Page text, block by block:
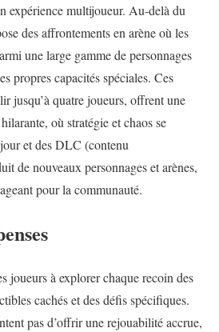
expérience multijoueur. Au-delà du
des affrontements en arène où les
une large gamme de personnages
propres capacités spéciales. Ces
jusqu’à quatre joueurs, offrent une
où stratégie et chaos se
et des DLC (contenu
de nouveaux personnages et arènes,
pour la communauté.
joueurs à explorer chaque recoin des
cachés et des défis spécifiques.
pas d’offrir une rejouabilité accrue,